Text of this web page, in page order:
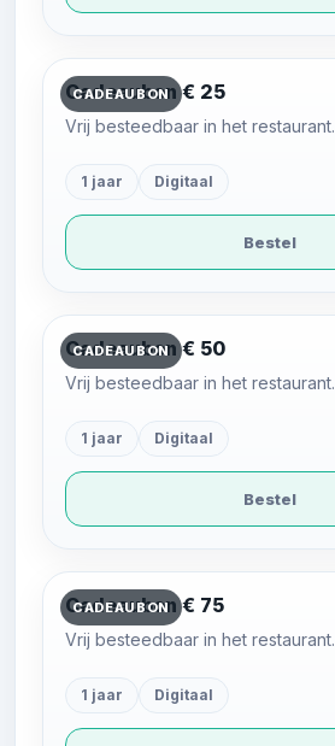
CADEAUBON
Cadeaubon € 25
Vrij besteedbaar in het restaurant.
1 jaar Digitaal
Bestel
CADEAUBON
Cadeaubon € 50
Vrij besteedbaar in het restaurant.
1 jaar Digitaal
Bestel
CADEAUBON
Cadeaubon € 75
Vrij besteedbaar in het restaurant.
1 jaar Digitaal